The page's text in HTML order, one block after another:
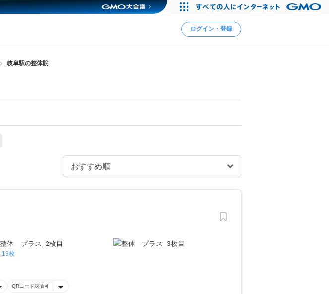
ログイン・登録
岐阜駅の整体院
13枚
QRコード決済可